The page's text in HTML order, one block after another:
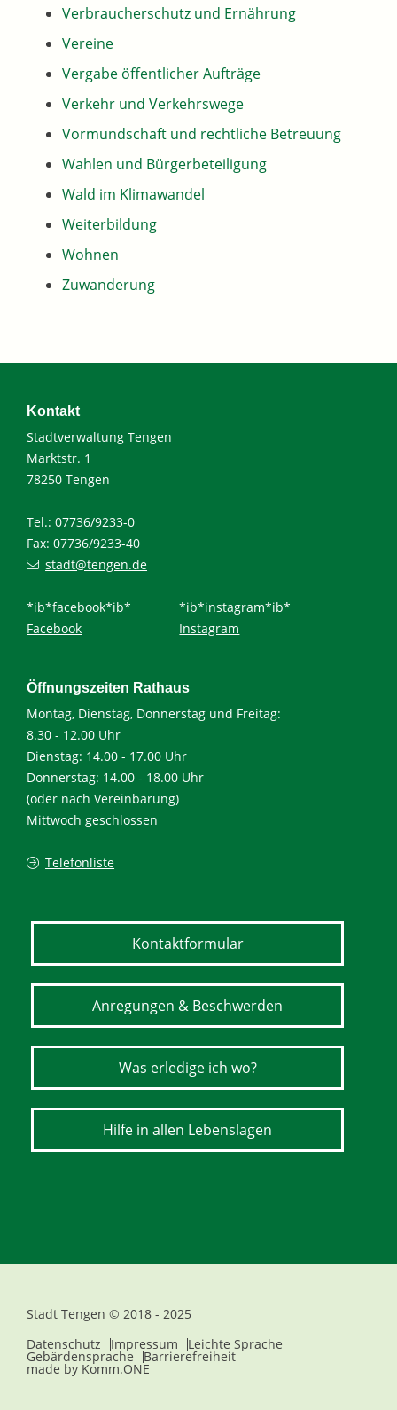
Verbraucherschutz und Ernährung
Vereine
Vergabe öffentlicher Aufträge
Verkehr und Verkehrswege
Vormundschaft und rechtliche Betreuung
Wahlen und Bürgerbeteiligung
Wald im Klimawandel
Weiterbildung
Wohnen
Zuwanderung
Kontakt
Stadtverwaltung Tengen
Marktstr. 1
78250 Tengen
Tel.: 07736/9233-0
Fax: 07736/9233-40
stadt@tengen.de
*ib*facebook*ib*
Facebook
*ib*instagram*ib*
Instagram
Öffnungszeiten Rathaus
Montag, Dienstag, Donnerstag und Freitag:
8.30 - 12.00 Uhr
Dienstag: 14.00 - 17.00 Uhr
Donnerstag: 14.00 - 18.00 Uhr
(oder nach Vereinbarung)
Mittwoch geschlossen
Telefonliste
Kontaktformular
Anregungen & Beschwerden
Was erledige ich wo?
Hilfe in allen Lebenslagen
Stadt Tengen © 2018 - 2025
Datenschutz
Impressum Leichte Sprache
Gebärdensprache Barrierefreiheit
made by Komm.ONE